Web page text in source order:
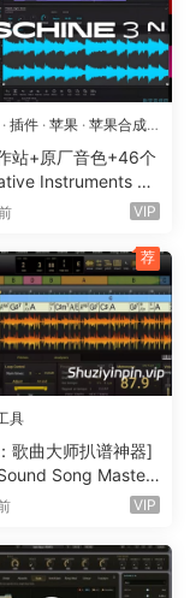
· 插件 · 苹果 · 苹果合成
站+原厂音色+46个
Instruments M
3.6.0-HCiSO [Mac
VIP
具
歌曲大师扒谱神器]
Song Master
REV 1 [WiN]VIP
荐